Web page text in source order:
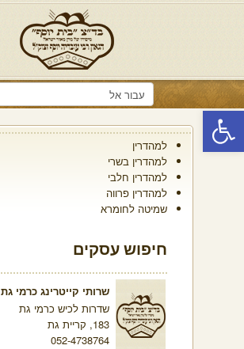
פתח סרגל נגישות
למהדרין
למהדרין בשרי
למהדרין חלבי
למהדרין פרווה
שמיטה לחומרא
חיפוש עסקים
שרותי קייטרינג כרמי גת
שדרות לכיש כרמי גת
183, קריית גת
052-4738764